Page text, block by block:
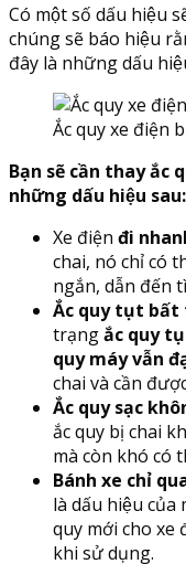
Có một số dấu hiệu
chúng sẽ báo hiệu
đây là những dấu
Ắc quy xe điện
Bạn sẽ cần thay ắc
những dấu hiệu sau:
Xe điện đi
chai, nó chỉ có
ngắn, dẫn đến
Ắc quy tụt
trạngắc quy
quy máy vẫn
chai và cần
Ắc quy sạc
ắc quy bị chai
mà còn khó có
Bánh xe chỉ
là dấu hiệu của
quy mới cho xe
khi sử dụng.